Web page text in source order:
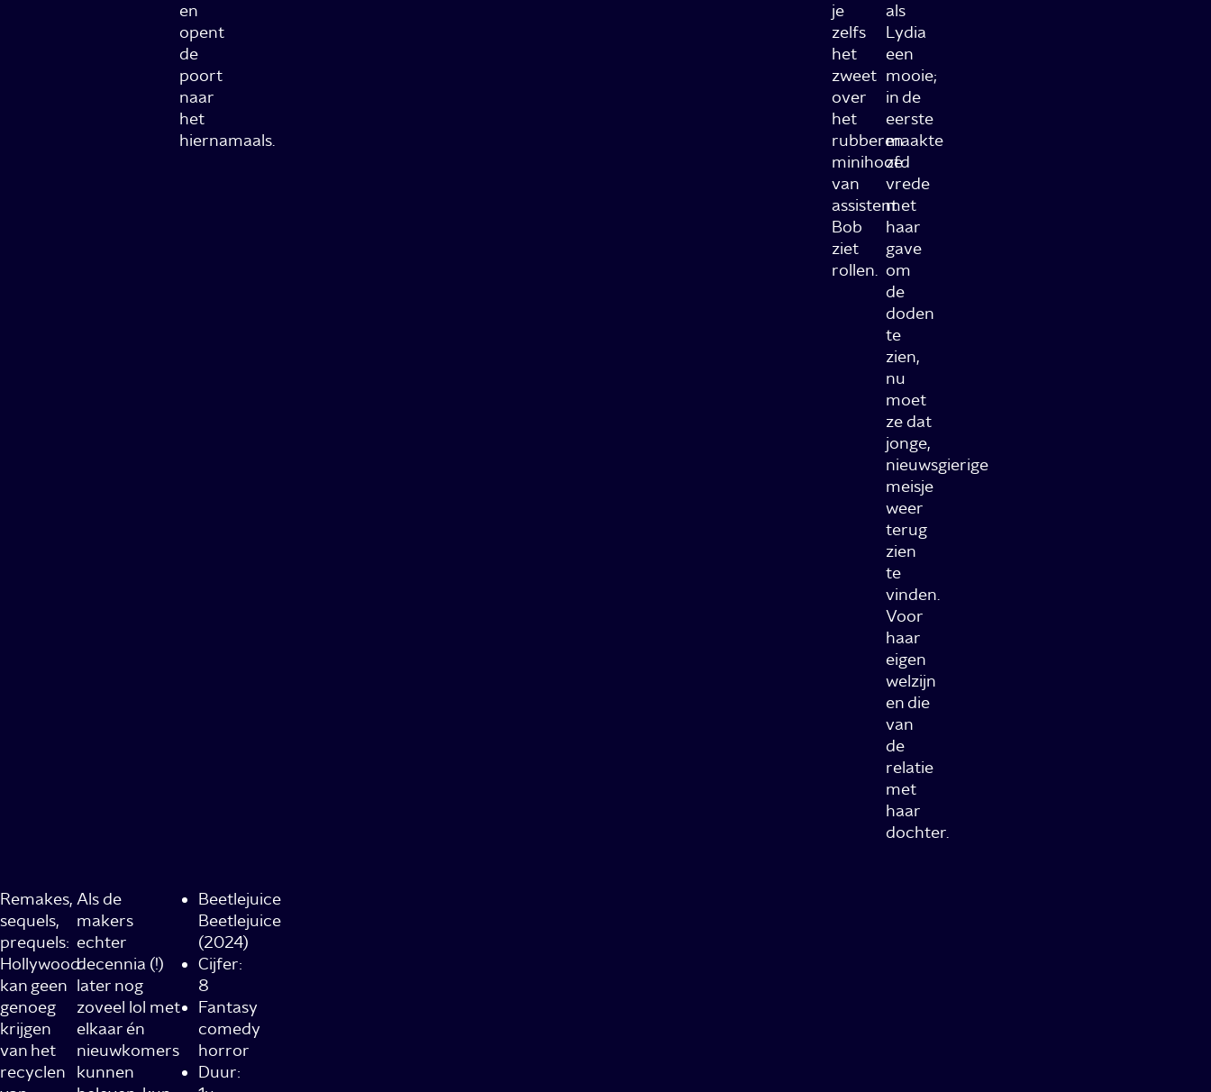
en
opent
de
poort
naar
het
hiernamaals.
je
zelfs
het
zweet
over
het
rubberen
minihoofd
van
assistent
Bob
ziet
rollen.
als
Lydia
een
mooie;
in de
eerste
maakte
ze
vrede
met
haar
gave
om
de
doden
te
zien,
nu
moet
ze dat
jonge,
nieuwsgierige
meisje
weer
terug
zien
te
vinden.
Voor
haar
eigen
welzijn
en die
van
de
relatie
met
haar
dochter.
Remakes,
sequels,
prequels:
Hollywood
kan geen
genoeg
krijgen
van het
recyclen
Als de
makers
echter
decennia (!)
later nog
zoveel lol met
elkaar én
nieuwkomers
kunnen
Beetlejuice
Beetlejuice
(2024)
Cijfer:
8
Fantasy
comedy
horror
Duur: